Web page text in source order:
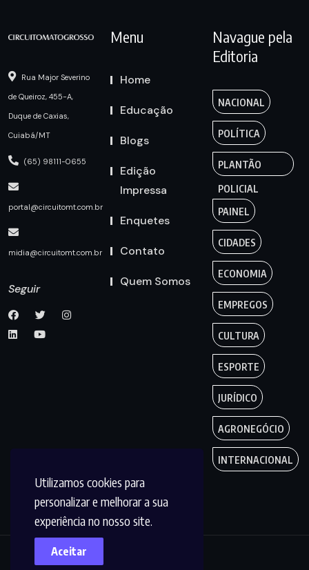
Utilizamos cookies para
personalizar e melhorar a sua
experiência no nosso site.
Aceitar
Rua Major Severino
de Queiroz, 455-A,
Duque de Caxias,
Cuiabá/MT
(65) 98111-0655
portal@circuitomt.com.br
midia@circuitomt.com.br
Seguir
Menu
Home
Educação
Blogs
Edição
Impressa
Enquetes
Contato
Quem Somos
Navague pela
Editoria
NACIONAL
POLÍTICA
PLANTÃO
POLICIAL
PAINEL
CIDADES
ECONOMIA
EMPREGOS
CULTURA
ESPORTE
JURÍDICO
AGRONEGÓCIO
INTERNACIONAL